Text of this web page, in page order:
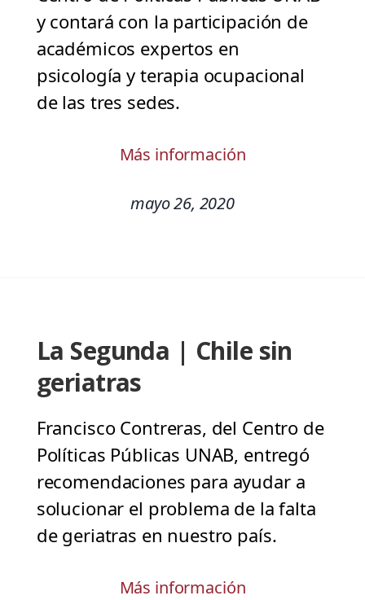
y contará con la participación de
académicos expertos en
psicología y terapia ocupacional
de las tres sedes.
Más información
mayo 26, 2020
La Segunda | Chile sin
geriatras
Francisco Contreras, del Centro de
Políticas Públicas UNAB, entregó
recomendaciones para ayudar a
solucionar el problema de la falta
de geriatras en nuestro país.
Más información